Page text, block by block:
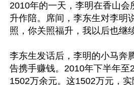
2010年的一天，李明在香山会
升作陪。席间，李东生对李明
照，你关照福升，我以后也继
李东生发话后，李明的小马奔
告携手赚钱。2010年下半年至
1502万余元。这1502万元，